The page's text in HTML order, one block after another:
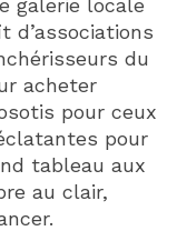
galerie locale
d’associations
du
acheter
pour ceux
pour
tableau aux
au clair,